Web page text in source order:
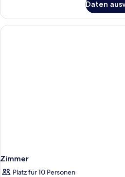
Daten
Zimmer
Platz für 10 Personen